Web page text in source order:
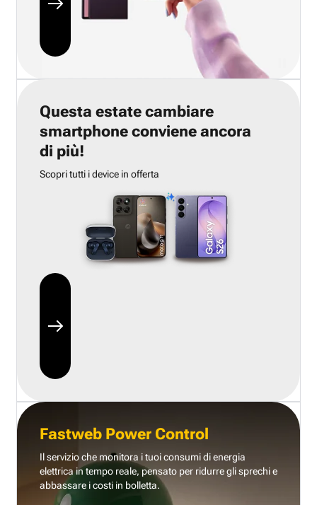
Questa estate cambiare
smartphone conviene ancora
di più!
Scopri tutti i device in offerta
Fastweb Power Control
Il servizio che monitora i tuoi consumi di energia
elettrica in tempo reale, pensato per ridurre gli sprechi e
abbassare i costi in bolletta.